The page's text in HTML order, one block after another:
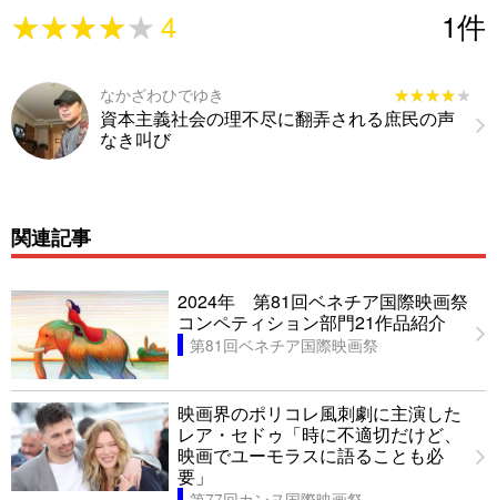
★★★★★
★★★★★4 1件
なかざわひでゆき ★★★★★
★★★★★
資本主義社会の理不尽に翻弄される庶民の声
なき叫び
関連記事
2024年 第81回ベネチア国際映画祭
コンペティション部門21作品紹介
第81回ベネチア国際映画祭
映画界のポリコレ風刺劇に主演した
レア・セドゥ「時に不適切だけど、
映画でユーモラスに語ることも必
要」